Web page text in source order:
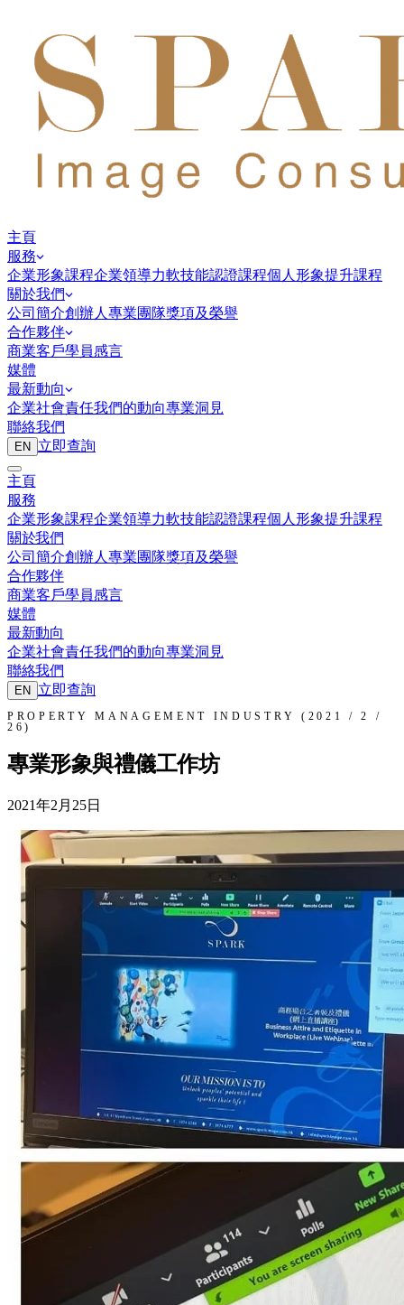
主頁
服務
企業形象課程企業領導力軟技能認證課程個人形象提升課程
關於我們
公司簡介創辦人 專業團隊獎項及榮譽
合作夥伴
商業客戶學員感言
媒體
最新動向
企業社會責任我們的動向專業洞見
聯絡我們
EN 立即查詢
主頁
服務
企業形象課程企業領導力軟技能認證課程個人形象提升課程
關於我們
公司簡介創辦人 專業團隊獎項及榮譽
合作夥伴
商業客戶學員感言
媒體
最新動向
企業社會責任我們的動向專業洞見
聯絡我們
EN 立即查詢
PROPERTY MANAGEMENT INDUSTRY (2021 / 2 /
26)
專業形象與禮儀工作坊
2021年2月25日